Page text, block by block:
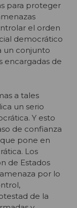
para proteger
el orden
democrático
un conjunto
encargadas de
a tales
un serio
Y esto
de confianza
pone en
Los
de Estados
por lo
de la